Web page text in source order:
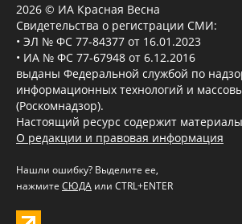
2026 © ИА Красная Весна
Свидетельства о регистрации СМИ:
• ЭЛ № ФС 77-84377 от 16.01.2023
• ИА № ФС 77-67948 от 6.12.2016
выданы Федеральной службой по
информационных технологий и
(Роскомнадзор).
Настоящий ресурс содержит
О редакции и правовая информация
Нашли ошибку? Выделите ее,
нажмите СЮДА или CTRL+ENTER